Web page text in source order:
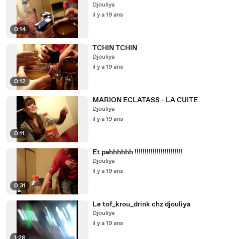
0:14
Djouliya
il y a 19 ans
0:12
TCHIN TCHIN
Djouliya
il y a 19 ans
0:11
MARION ECLATASS - LA CUITE
Djouliya
il y a 19 ans
0:31
Et pahhhhhh !!!!!!!!!!!!!!!!!!!!!!!!
Djouliya
il y a 19 ans
Le tof_krou_drink chz djouliya
Djouliya
il y a 19 ans